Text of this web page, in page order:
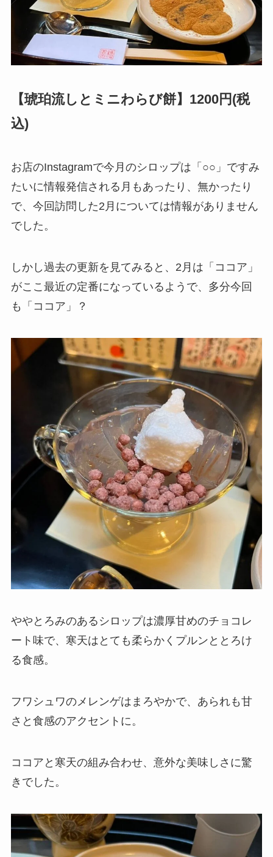
【琥珀流しとミニわらび餅】1200円(税
込)
お店のInstagramで今月のシロップは「○○」ですみ
たいに情報発信される月もあったり、無かったり
で、今回訪問した2月については情報がありません
でした。
しかし過去の更新を見てみると、2月は「ココア」
がここ最近の定番になっているようで、多分今回
も「ココア」？
ややとろみのあるシロップは濃厚甘めのチョコレ
ート味で、寒天はとても柔らかくプルンととろけ
る食感。
フワシュワのメレンゲはまろやかで、あられも甘
さと食感のアクセントに。
ココアと寒天の組み合わせ、意外な美味しさに驚
きでした。